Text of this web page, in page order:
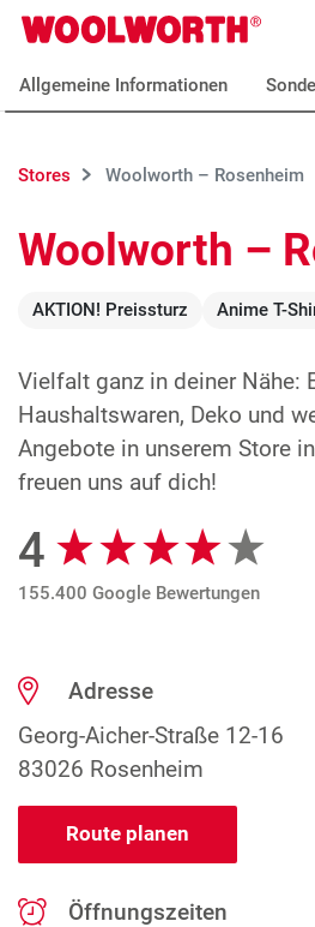
Zum Hauptinhalt
Woolworth GmbH
Allgemeine Informationen
Stores Woolworth – Rosenheim
Woolworth –
AKTION! Preissturz Anime T-
Vielfalt ganz in deiner Nähe:
Haushaltswaren, Deko und
Angebote in unserem Store
freuen uns auf dich!
Google Bewertungen
4
155.400 Google Bewertungen
Adresse
Georg-Aicher-Straße 12-16
83026 Rosenheim
Route planen
Öffnungszeiten